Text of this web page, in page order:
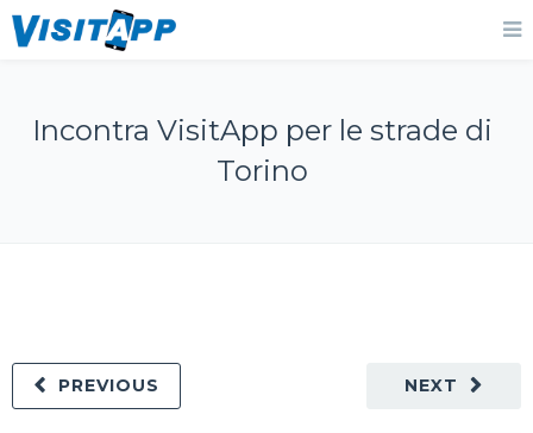
Incontra VisitApp per le strade di
Torino
NEXT
PREVIOUS